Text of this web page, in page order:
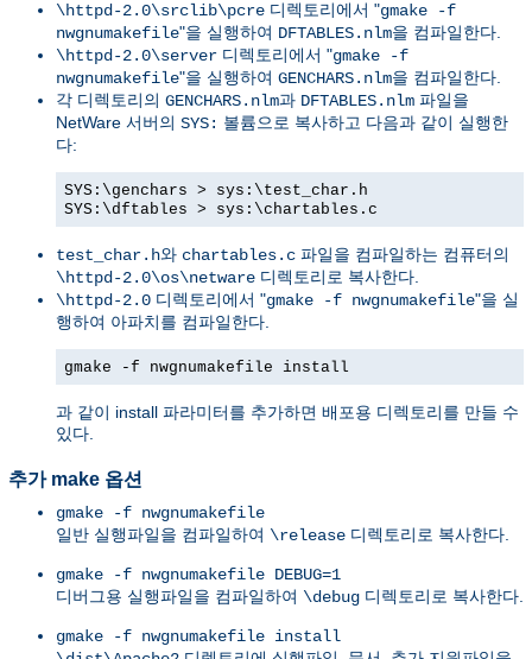
\httpd-2.0\srclib\pcre 디렉토리에서 "gmake -f
nwgnumakefile"을 실행하여 DFTABLES.nlm을 컴파일한다.
\httpd-2.0\server 디렉토리에서 "gmake -f
nwgnumakefile"을 실행하여 GENCHARS.nlm을 컴파일한다.
각 디렉토리의 GENCHARS.nlm과 DFTABLES.nlm 파일을
NetWare 서버의 SYS: 볼륨으로 복사하고 다음과 같이 실행한
다:
SYS:\genchars > sys:\test_char.h
SYS:\dftables > sys:\chartables.c
test_char.h와 chartables.c 파일을 컴파일하는 컴퓨터의
\httpd-2.0\os\netware 디렉토리로 복사한다.
\httpd-2.0 디렉토리에서 "gmake -f nwgnumakefile"을 실
행하여 아파치를 컴파일한다.
gmake -f nwgnumakefile install
과 같이 install 파라미터를 추가하면 배포용 디렉토리를 만들 수
있다.
추가 make 옵션
gmake -f nwgnumakefile
일반 실행파일을 컴파일하여 \release 디렉토리로 복사한다.
gmake -f nwgnumakefile DEBUG=1
디버그용 실행파일을 컴파일하여 \debug 디렉토리로 복사한다.
gmake -f nwgnumakefile install